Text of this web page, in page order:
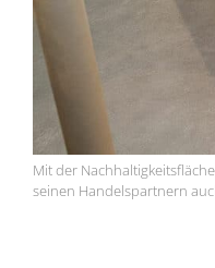
Mit der
seinen Handelspartnern